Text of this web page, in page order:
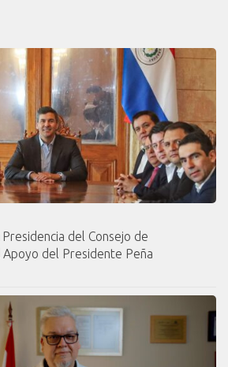
del Consejo de
del Presidente Peña